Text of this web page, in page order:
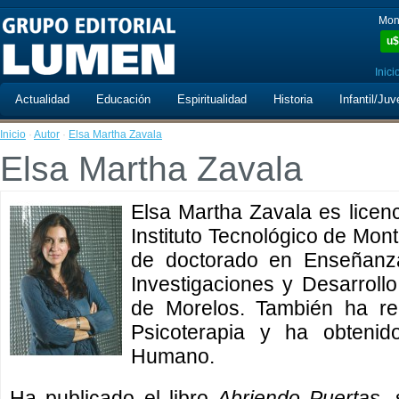
u$
Actualidad Educación Espiritualidad Historia Infantil/
Inicio · Autor · Elsa Martha Zavala
Elsa Martha Zavala
Elsa Martha Zavala es
Instituto Tecnológico de
de doctorado en
Investigaciones y
de Morelos. También ha
Psicoterapia y ha
Humano.